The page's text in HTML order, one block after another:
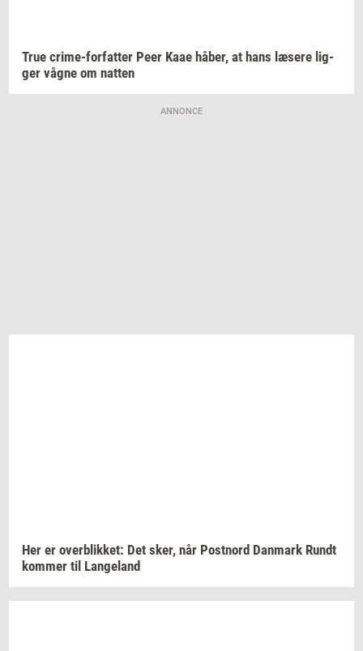
True crime-​forfatter Peer Kaae håber, at hans læ­se­re lig­
ger vågne om nat­ten
ANNONCE
Her er over­blik­ket: Det sker, når Po­st­n­ord Dan­mark Rundt
kom­mer til Lan­geland